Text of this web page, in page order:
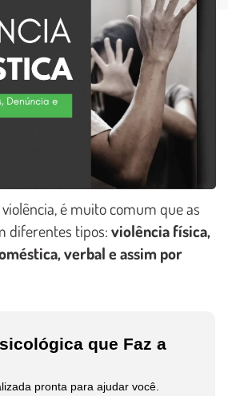
é muito comum que as
diferentes tipos:violência física,
verbal e assim por
que Faz a
pronta para ajudar você.